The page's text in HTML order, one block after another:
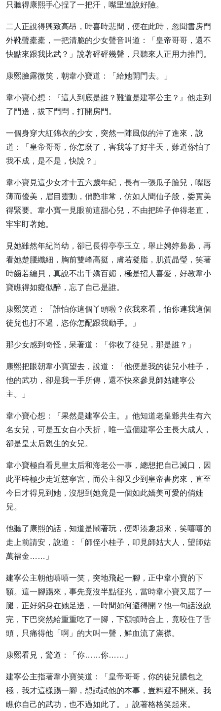
只聽得康熙手心捏了一把汗，嘴里連說好險。
二人正說得興致高昂，時喜時悲間，便在此時，忽聞書房門
外靴聲橐橐，一把清脆的少女聲音叫道：「皇帝哥哥，還不
快點來跟我比武？」說著砰砰幾聲，只聽來人正用力推門。
康熙臉露微笑，朝韋小寶道：「給她開門去。」
韋小寶心想：『這人到底是誰？難道是建寧公主？』他走到
了門邊，拔下門閂，打開房門。
一個身穿大紅錦衣的少女，突然一陣風似的沖了進來，說
道：「皇帝哥哥，你怎麼了，害我等了好半天，難道你怕了
我不成，是不是，快說？」
韋小寶見這少女才十五六歲年紀，長有一張瓜子臉兒，嘴唇
薄而優美，眉目靈動，俏艷非常，仿如人間仙子般，委實美
得緊要。韋小寶一見眼前這甜心兒，不由把眸子伸得老直，
牢牢盯著她。
見她雖然年紀尚幼，卻已長得亭亭玉立，舉止娉婷裊裊，再
看她楚腰纖細，胸前雙峰高挺，膚若凝脂，肌質晶瑩，笑著
時齒若編貝，真說不出千嬌百媚，極是招人喜愛，好教韋小
寶瞧得如癡似醉，忘了自己是誰。
康熙笑道：「誰怕你這個丫頭啦？依我來看，怕你連我這個
徒兒也打不過，恣你怎配跟我動手。」
那少女感到奇怪，呆著道：「你收了徒兒，那是誰？」
康熙把眼朝韋小寶望去，說道：「他便是我的徒兒小桂子，
他的武功，卻是我一手所傳，還不快來參見師姑建寧公
主。」
韋小寶心想：『果然是建寧公主。』他知道老皇爺共生有六
名女兒，可是五女自小夭折，唯一這個建寧公主長大成人，
卻是皇太后親生的女兒。
韋小寶極自看見皇太后和海老公一事，總想把自己滅口，因
此平時極少走近慈寧宮，而公主卻又少到皇帝書房來，直至
今日才得見到她，沒想到她竟是一個如此嬌美可愛的俏娃
兒。
他聽了康熙的話，知道是鬧著玩，便即湊趣起來，笑嘻嘻的
走上前請安，說道：「師侄小桂子，叩見師姑大人，望師姑
萬福金……」
建寧公主朝他嘻嘻一笑，突地飛起一腳，正中韋小寶的下
額。這一腳踢來，事先竟沒半點征兆，當時韋小寶又屈了一
腿，正好躬身在她足邊，一時間如何避得開？他一句話沒說
完，下巴突然給重重吃了一腳，下額頓時合上，竟咬住了舌
頭，只痛得他「啊」的大叫一聲，鮮血流了滿襟。
康熙看見，驚道：「你……你……」
建寧公主指著韋小寶笑道：「皇帝哥哥，你的徒兒膿包之
極，我才這樣踢一腳，想試試他的本事，豈料避不開來。我
瞧你自己的武功，也不過如此了。」說著格格笑起來。